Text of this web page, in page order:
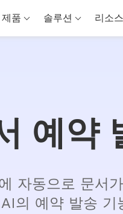
제품 솔루션 리소스
예약
자동으로 문서
의 예약 발송 기